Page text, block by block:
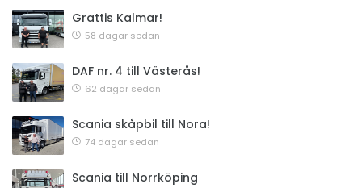
Grattis Kalmar!
58 dagar sedan
DAF nr. 4 till Västerås!
62 dagar sedan
Scania skåpbil till Nora!
74 dagar sedan
Scania till Norrköping